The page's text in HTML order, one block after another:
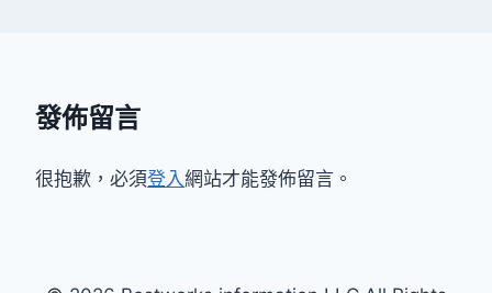
發佈留言
很抱歉，必須登入網站才能發佈留言。